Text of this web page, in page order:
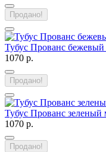
Продано!
Тубус Прованс
1070 р.
Продано!
Тубус Прованс
1070 р.
Продано!